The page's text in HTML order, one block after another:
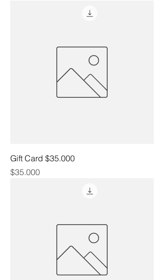
Gift Card $35.000
Precio
$35.000